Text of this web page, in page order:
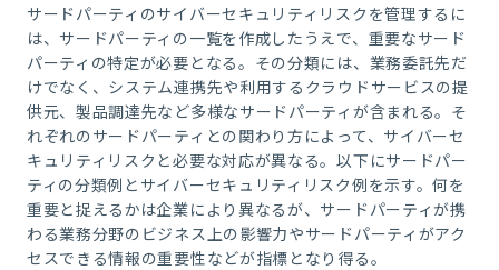
サードパーティのサイバーセキュリティリスクを管理するに
は、サードパーティの一覧を作成したうえで、重要なサード
パーティの特定が必要となる。その分類には、業務委託先だ
けでなく、システム連携先や利用するクラウドサービスの提
供元、製品調達先など多様なサードパーティが含まれる。そ
れぞれのサードパーティとの関わり方によって、サイバーセ
キュリティリスクと必要な対応が異なる。以下にサードパー
ティの分類例とサイバーセキュリティリスク例を示す。何を
重要と捉えるかは企業により異なるが、サードパーティが携
わる業務分野のビジネス上の影響力やサードパーティがアク
セスできる情報の重要性などが指標となり得る。